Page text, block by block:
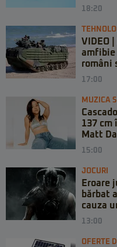
18:20
VIDEO
amfibie
români
17:00
MUZICA
137
Matt
15:00
JOCURI
Eroare
bărbat
cauza
13:00
OFERTE